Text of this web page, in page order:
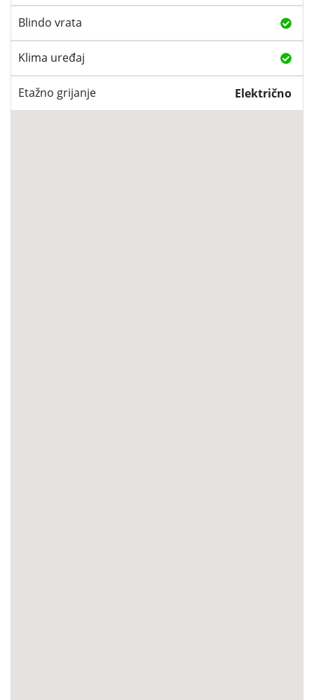
Blindo vrata
Klima uređaj
Etažno grijanje Električno